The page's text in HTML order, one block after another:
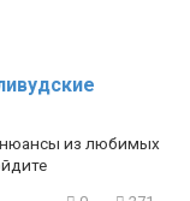
нюансы из любимых